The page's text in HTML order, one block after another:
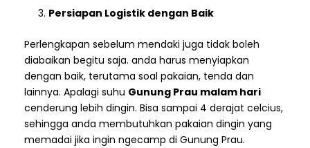
Persiapan Logistik dengan Baik
Perlengkapan sebelum mendaki juga tidak boleh
diabaikan begitu saja. anda harus menyiapkan
dengan baik, terutama soal pakaian, tenda dan
lainnya. Apalagi suhu Gunung Prau malam hari
cenderung lebih dingin. Bisa sampai 4 derajat celcius,
sehingga anda membutuhkan pakaian dingin yang
memadai jika ingin ngecamp di Gunung Prau.